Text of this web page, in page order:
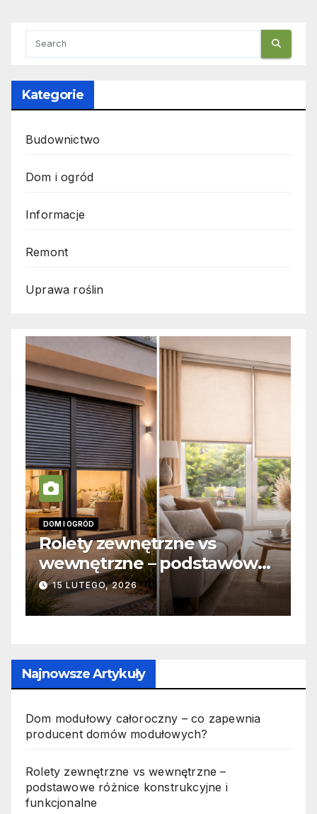
Kategorie
Budownictwo
Dom i ogród
Informacje
Remont
Uprawa roślin
vs
podstawowe
i
INFORMACJE
Zabicie owada a
odpowiedzialność
jak wygląda to w
19 PAŹDZIERNIKA, 2025
Najnowsze Artykuły
Dom modułowy całoroczny – co zapewnia
producent domów modułowych?
Rolety zewnętrzne vs wewnętrzne –
podstawowe różnice konstrukcyjne i
funkcjonalne